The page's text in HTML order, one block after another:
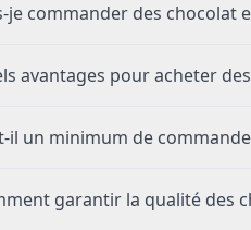
je commander des chocolat
avantages pour acheter
il un minimum de
garantir la qualité des